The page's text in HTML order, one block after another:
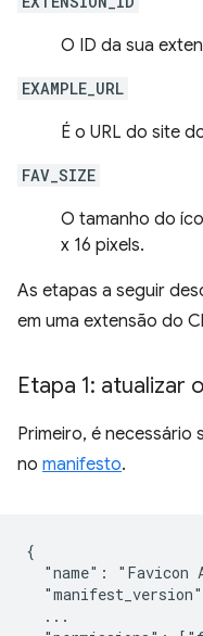
O ID da sua
EXAMPLE_URL
É o URL do site
FAV_SIZE
O tamanho do
x 16 pixels.
As etapas a seguir
em uma extensão do
Etapa 1: atualizar
Primeiro, é necessário
no manifesto.
{
"name": "Favicon
  ...